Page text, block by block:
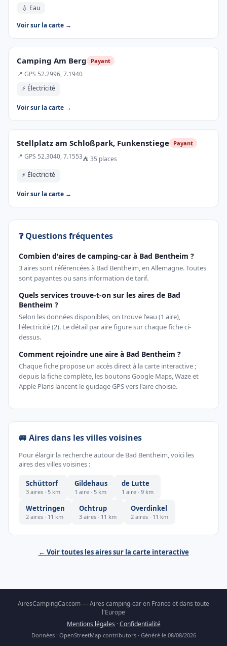
💧 Eau
Voir sur la carte →
Camping Am Berg Payant
📍 GPS 52.2996, 7.1940
⚡ Électricité
Voir sur la carte →
Stellplatz am Schloßpark, Funkenstiege Payant
📍 GPS 52.3040, 7.1553⛺ 35 places
⚡ Électricité
Voir sur la carte →
❓ Questions fréquentes
Combien d'aires de camping-car à Bad Bentheim ?
3 aires sont référencées à Bad Bentheim, en Allemagne. Toutes
sont payantes ou sans information de tarif.
Quels services trouve-t-on sur les aires de Bad
Bentheim ?
Selon les données disponibles, on trouve l'eau (1 aire),
l'électricité (2). Le détail par aire figure sur chaque fiche ci-
dessus.
Comment rejoindre une aire à Bad Bentheim ?
Chaque fiche propose un accès direct à la carte interactive ;
depuis la fiche complète, les boutons Google Maps, Waze et
Apple Plans lancent le guidage GPS vers l'aire choisie.
🚐 Aires dans les villes voisines
Pour élargir la recherche autour de Bad Bentheim, voici les
aires des villes voisines :
Schüttorf
3 aires · 5 km
Gildehaus
1 aire · 5 km
de Lutte
1 aire · 9 km
Wettringen
2 aires · 11 km
Ochtrup
3 aires · 11 km
Overdinkel
2 aires · 11 km
← Voir toutes les aires sur la carte interactive
AiresCampingCar.com — Aires camping-car en France et dans toute
l'Europe
Mentions légales ·Confidentialité
Données : OpenStreetMap contributors · Généré le 08/08/2026